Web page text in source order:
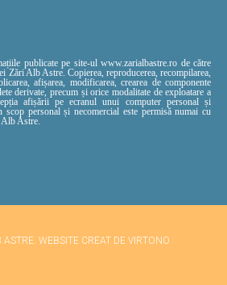
publicate pe site-ul www.zarialbastre.ro de către
Zări Alb Astre. Copierea, reproducerea, recompilarea,
afișarea, modificarea, crearea de componente
derivate, precum și orice modalitate de exploatare a
afișării pe ecranul unui computer personal și
scop personal și necomercial este permisă numai cu
Astre.
WEBSITE CREAT DE VIRTONO